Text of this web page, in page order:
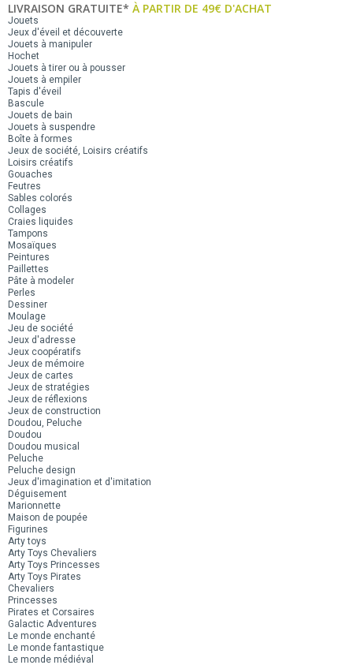
LIVRAISON GRATUITE* À PARTIR DE 49€ D'ACHAT
Jouets
Jeux d'éveil et découverte
Jouets à manipuler
Hochet
Jouets à tirer ou à pousser
Jouets à empiler
Tapis d'éveil
Bascule
Jouets de bain
Jouets à suspendre
Boîte à formes
Jeux de société, Loisirs créatifs
Loisirs créatifs
Gouaches
Feutres
Sables colorés
Collages
Craies liquides
Tampons
Mosaïques
Peintures
Paillettes
Pâte à modeler
Perles
Dessiner
Moulage
Jeu de société
Jeux d'adresse
Jeux coopératifs
Jeux de mémoire
Jeux de cartes
Jeux de stratégies
Jeux de réflexions
Jeux de construction
Doudou, Peluche
Doudou
Doudou musical
Peluche
Peluche design
Jeux d'imagination et d'imitation
Déguisement
Marionnette
Maison de poupée
Figurines
Arty toys
Arty Toys Chevaliers
Arty Toys Princesses
Arty Toys Pirates
Chevaliers
Princesses
Pirates et Corsaires
Galactic Adventures
Le monde enchanté
Le monde fantastique
Le monde médiéval